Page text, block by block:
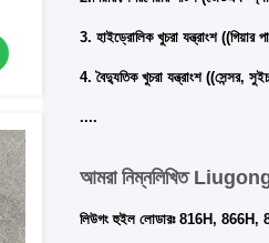
3. হাইড্রোলিক খুচরা যন্ত্রাংশ ((গিয়ার
4. বৈদ্যুতিক খুচরা যন্ত্রাংশ ((সেন্সর,
....
আমরা নিম্নলিখিত Liugong
লিউগং হুইল লোডারঃ 816H,